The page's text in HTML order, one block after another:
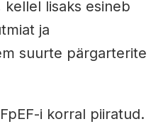
kellel lisaks esineb
ja
suurte pärgarterite
i korral piiratud.